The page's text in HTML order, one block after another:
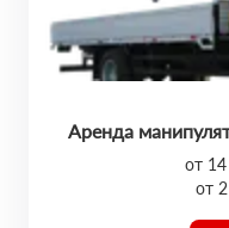
Аренда
от
от